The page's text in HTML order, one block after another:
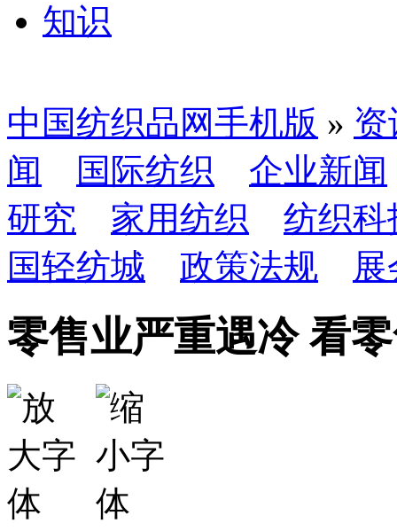
知识
中国纺织品网手机版 » 资
闻
国际纺织
企业新闻
研究
家用纺织
纺织科
国轻纺城
政策法规
零售业严重遇冷 看